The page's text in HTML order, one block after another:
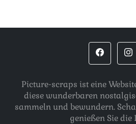
Picture-scraps ist eine
diese wunderbaren
sammeln und bewundern.
genießen Sie die